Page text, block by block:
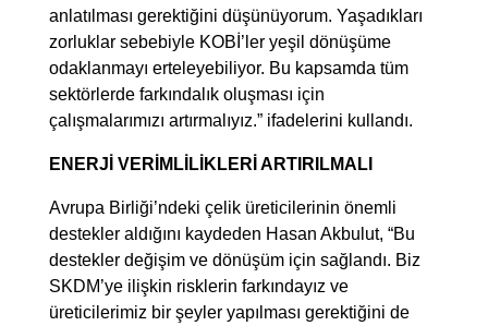
anlatılması gerektiğini düşünüyorum. Yaşadıkları
zorluklar sebebiyle KOBİ’ler yeşil dönüşüme
odaklanmayı erteleyebiliyor. Bu kapsamda tüm
sektörlerde farkındalık oluşması için
çalışmalarımızı artırmalıyız.” ifadelerini kullandı.
ENERJİ VERİMLİLİKLERİ ARTIRILMALI
Avrupa Birliği’ndeki çelik üreticilerinin önemli
destekler aldığını kaydeden Hasan Akbulut, “Bu
destekler değişim ve dönüşüm için sağlandı. Biz
SKDM’ye ilişkin risklerin farkındayız ve
üreticilerimiz bir şeyler yapılması gerektiğini de